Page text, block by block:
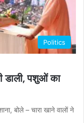
Politics
डाली, पशुओं का
बोले – चारा खाने वालों ने